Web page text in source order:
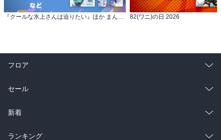
『クールな氷上さんは迫りたい』ほか まんがタイム8月新刊配信記念キャンペーン 82(ワニ)の日 2026
フロア
総合
ラノベ
雑誌・グラビア
セール
総合
ラノベ
新着
総合
ランキング